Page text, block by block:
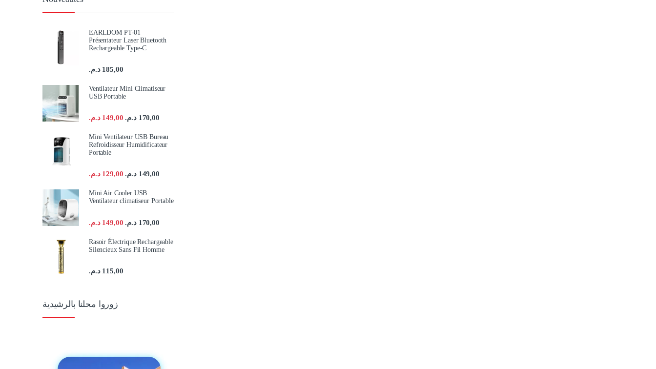
EARLDOM PT-01
Présentateur Laser Bluetooth
Rechargeable Type-C
185,00 د.م.
Ventilateur Mini Climatiseur
USB Portable
149,00 د.م. 170,00 د.م.
Mini Ventilateur USB Bureau
Refroidisseur Humidificateur
Portable
129,00 د.م. 149,00 د.م.
Mini Air Cooler USB
Ventilateur climatiseur Portable
149,00 د.م. 170,00 د.م.
Rasoir Électrique Rechargeable
Silencieux Sans Fil Homme
115,00 د.م.
زوروا محلنا بالرشيدية